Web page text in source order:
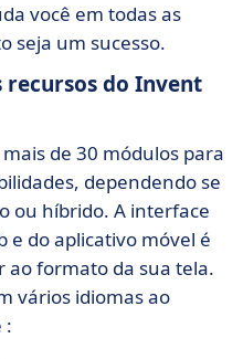
você em todas as
seja um sucesso.
recursos do Invent
de 30 módulos para
dependendo se
ou híbrido. A interface
do aplicativo móvel é
ao formato da sua tela.
vários idiomas ao
: